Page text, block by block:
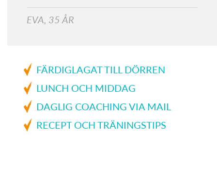
EVA, 35 ÅR
FÄRDIGLAGAT TILL DÖRREN
LUNCH OCH MIDDAG
DAGLIG COACHING VIA MAIL
RECEPT OCH TRÄNINGSTIPS